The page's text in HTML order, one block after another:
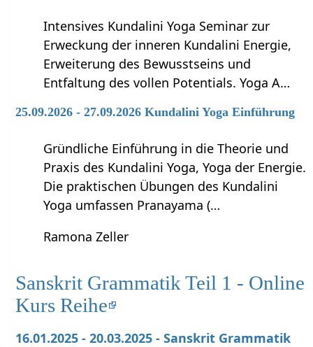
Intensives Kundalini Yoga Seminar zur
Erweckung der inneren Kundalini Energie,
Erweiterung des Bewusstseins und
Entfaltung des vollen Potentials. Yoga A…
25.09.2026 - 27.09.2026 Kundalini Yoga Einführung
Gründliche Einführung in die Theorie und
Praxis des Kundalini Yoga, Yoga der Energie.
Die praktischen Übungen des Kundalini
Yoga umfassen Pranayama (…
Ramona Zeller
Sanskrit Grammatik Teil 1 - Online
Kurs Reihe
16.01.2025 - 20.03.2025 - Sanskrit Grammatik